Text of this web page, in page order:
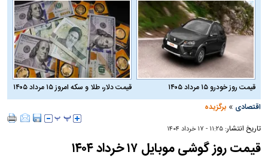
قیمت روز خودرو ۱۵ مرداد ۱۴۰۵
قیمت دلار، طلا و سکه امروز ۱۵ مرداد ۱۴۰۵
اقتصادی »برگزیده
تاریخ انتشار:۱۱:۲۵ - ۱۷ خرداد ۱۴۰۴
قیمت روز گوشی موبایل ۱۷ خرداد ۱۴۰۴